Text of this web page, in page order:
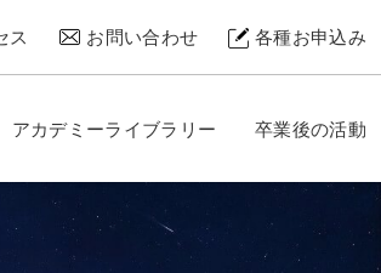
ス お問い合わせ 各種お申込み
アカデミーライブラリー 卒業後の活動